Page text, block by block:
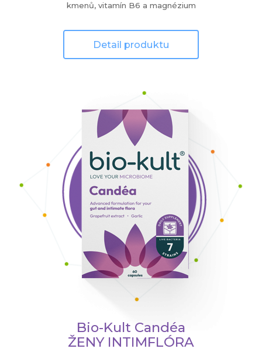
kmenů, vitamín B6 a magnézium
Detail produktu
Bio-Kult Candéa
ŽENY INTIMFLÓRA